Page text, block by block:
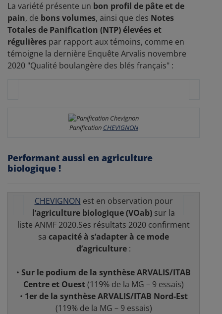
La variété présente un bon profil de pâte et de
pain, de bons volumes, ainsi que des Notes
Totales de Panification (NTP) élevées et
régulières par rapport aux témoins, comme en
témoigne la dernière Enquête Arvalis novembre
2020 "Qualité boulangère des blés français" :
Panification CHEVIGNON
Performant aussi en agriculture
biologique !
CHEVIGNON est en observation pour
l’agriculture biologique (VOab) sur la
liste ANMF 2020.Ses résultats 2020 confirment
sa capacité à s’adapter à ce mode
d’agriculture :
• Sur le podium de la synthèse ARVALIS/ITAB
Centre et Ouest(119% de la MG – 9 essais)
• 1er de la synthèse ARVALIS/ITAB Nord-Est
(119% de la MG – 9 essais)